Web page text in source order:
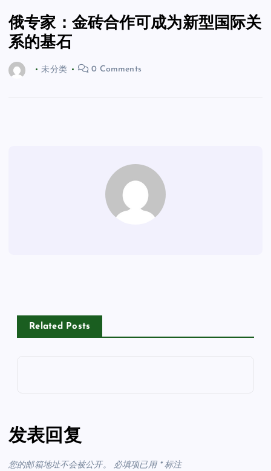
俄专家：金砖合作可成为新型国际关
系的基石
未分类 0 Comments
Related Posts
发表回复
您的邮箱地址不会被公开。 必填项已用 *标注